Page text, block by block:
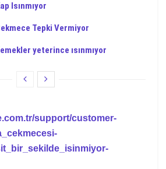
Isınmıyor
Tepki Vermiyor
yeterince ısınmıyor
support/customer-